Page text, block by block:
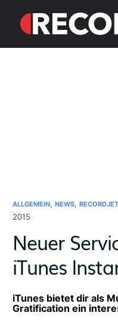
ALLGEMEIN,NEWS,RECORDJET
2015
Neuer
iTunes
iTunes bietet dir als
Gratification ein